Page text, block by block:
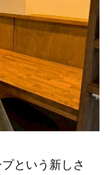
という新しさ